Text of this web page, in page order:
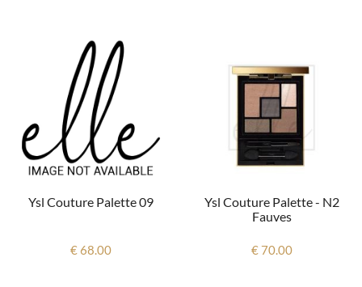
Ysl Couture Palette 09
€ 68.00
Ysl Couture Palette - N2
Fauves
€ 70.00